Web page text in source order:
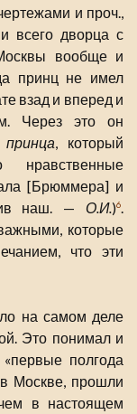
и проч.,
всего дворца с
вообще и
принц не имел
взад и вперед и
Через это он
, который
[Брюммера] и
наш. — О.И.)6
которые
что эти
на самом деле
Это понимал и
полгода
Москве, прошли
в настоящем